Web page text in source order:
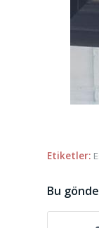
Etiketler:
Bu